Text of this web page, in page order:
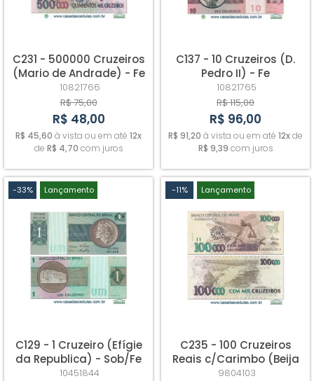
C231 - 500000 Cruzeiros
(Mario de Andrade) - Fe
10821766
R$ 75,00
R$ 48,00
R$ 45,60 à vista ou em até 12x
de R$ 4,70 com juros
C137 - 10 Cruzeiros (D.
Pedro II) - Fe
10821765
R$ 115,00
R$ 96,00
R$ 91,20 à vista ou em até 12xde
R$ 9,39 com juros
-33% Lançamento
C129 - 1 Cruzeiro (Efígie
da Republica) - Sob/Fe
10451844
-11% Lançamento
C235 - 100 Cruzeiros
Reais c/Carimbo (Beija
Flor) - Fe
9804103